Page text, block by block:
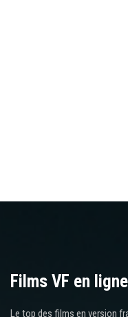
Films VF en ligne
Le top des films en version